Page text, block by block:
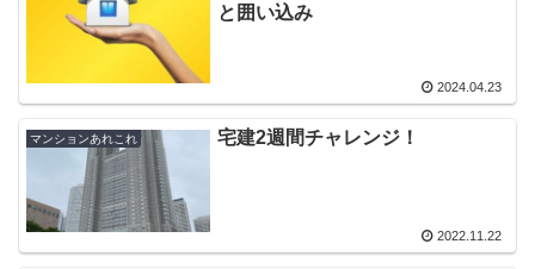
と囲い込み
2024.04.23
マンションあれこれ 宅建2週間チャレンジ！
2022.11.22